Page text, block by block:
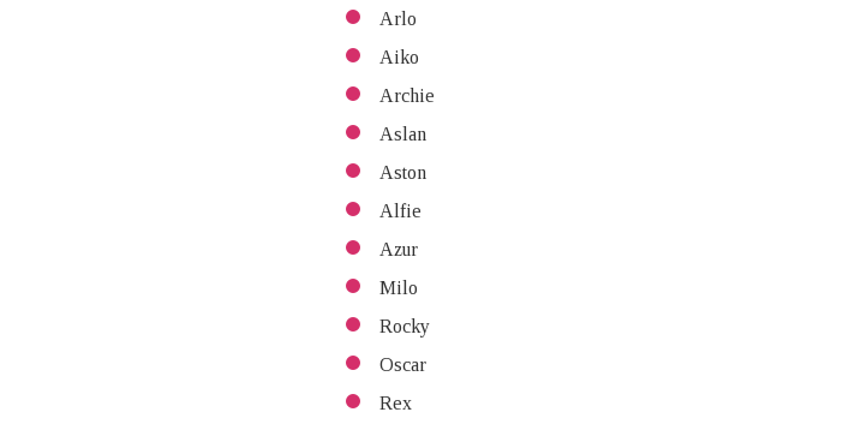
Arlo
Aiko
Archie
Aslan
Aston
Alfie
Azur
Milo
Rocky
Oscar
Rex